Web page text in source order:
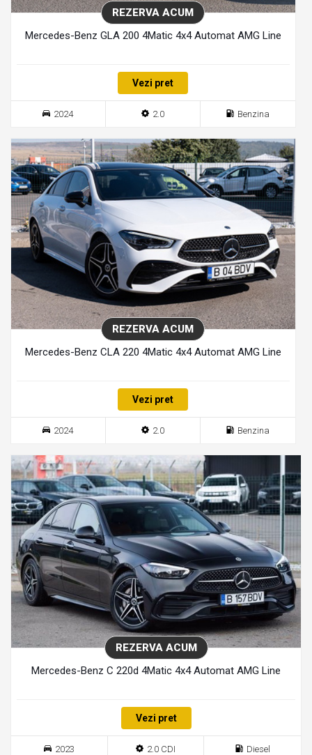
REZERVA ACUM
Mercedes-Benz GLA 200 4Matic 4x4 Automat AMG Line
Vezi pret
2024 2.0 Benzina
REZERVA ACUM
Mercedes-Benz CLA 220 4Matic 4x4 Automat AMG Line
Vezi pret
2024 2.0 Benzina
REZERVA ACUM
Mercedes-Benz C 220d 4Matic 4x4 Automat AMG Line
Vezi pret
2023 2.0 CDI Diesel